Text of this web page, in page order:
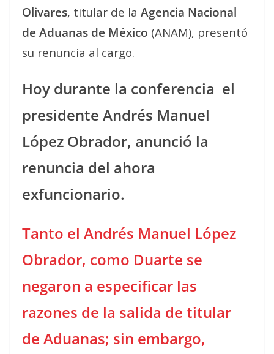
Olivares, titular de la Agencia Nacional
de Aduanas de México (ANAM), presentó
su renuncia al cargo.
Hoy durante la conferencia el
presidente Andrés Manuel
López Obrador, anunció la
renuncia del ahora
exfuncionario.
Tanto el Andrés Manuel López
Obrador, como Duarte se
negaron a especificar las
razones de la salida de titular
de Aduanas; sin embargo,